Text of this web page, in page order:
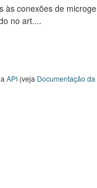
conexões de
no art....
API(veja Documentação da